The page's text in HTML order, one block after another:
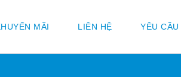
MÃI LIÊN HỆ YÊU